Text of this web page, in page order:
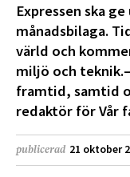
Expressen ska
månadsbilaga.
värld och
miljö och
framtid, samtid
redaktör för Vår
publicerad 21 oktober